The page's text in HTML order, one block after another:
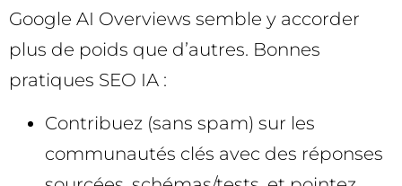
Google AI Overviews semble y accorder
plus de poids que d’autres. Bonnes
pratiques SEO IA :
Contribuez (sans spam) sur les
communautés clés avec des réponses